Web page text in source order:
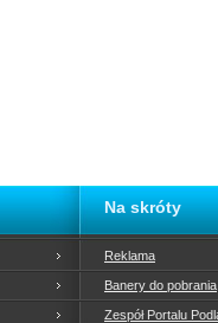
Na skróty
Reklama
Banery do pobrania
Zespół Portalu